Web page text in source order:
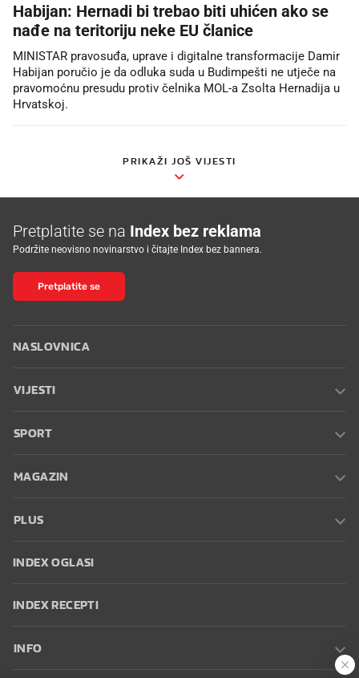
Habijan: Hernadi bi trebao biti uhićen ako se
nađe na teritoriju neke EU članice
MINISTAR pravosuđa, uprave i digitalne transformacije Damir
Habijan poručio je da odluka suda u Budimpešti ne utječe na
pravomoćnu presudu protiv čelnika MOL-a Zsolta Hernadija u
Hrvatskoj.
PRIKAŽI JOŠ VIJESTI
Pretplatite se na Index bez reklama
Podržite neovisno novinarstvo i čitajte Index bez bannera.
Pretplatite se
NASLOVNICA
VIJESTI
SPORT
MAGAZIN
PLUS
INDEX OGLASI
INDEX RECEPTI
INFO